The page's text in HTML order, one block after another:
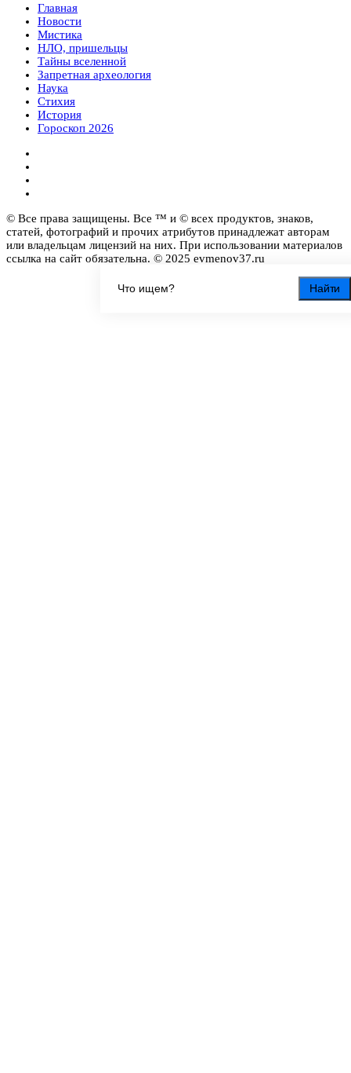
Найти
Главная
Новости
Мистика
НЛО, пришельцы
Тайны вселенной
Запретная археология
Наука
Стихия
История
Гороскоп 2026
© Все права защищены. Все ™ и © всех продуктов, знаков,
статей, фотографий и прочих атрибутов принадлежат авторам
или владельцам лицензий на них. При использовании материалов
ссылка на сайт обязательна. © 2025 evmenov37.ru